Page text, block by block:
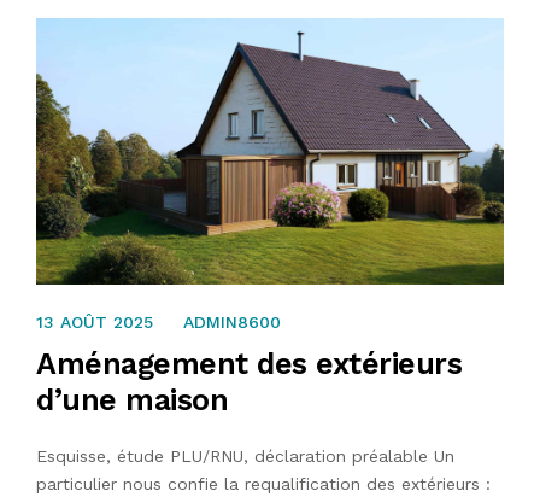
13 AOÛT 2025
13 AOÛT 2025 ADMIN8600
Aménagement des extérieurs
d’une maison
Esquisse, étude PLU/RNU, déclaration préalable Un
particulier nous confie la requalification des extérieurs :